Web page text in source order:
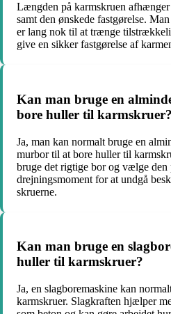
Længden på karmskruen
samt den ønskede fastgørelse.
er lang nok til at trænge
give en sikker fastgørelse af
Kan man bruge en
bore huller til karmskruer?
Ja, man kan normalt bruge en
murbor til at bore huller til
bruge det rigtige bor og vælge den
drejningsmoment for at undgå
skruerne.
Kan man bruge en
huller til karmskruer?
Ja, en slagboremaskine kan
karmskruer. Slagkraften hjælper